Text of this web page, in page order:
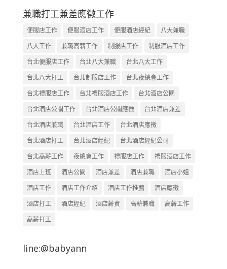
兼職打工兼差應徵工作
便服店工作 便服酒店工作 便服酒店經紀
八大兼職
八大工作
兼職高薪工作 制服店工作
制服酒店工作
台北便服店工作
台北八大兼職
台北八大工作
台北八大打工
台北制服店工作
台北夜總會工作
台北禮服店工作
台北禮服酒店工作
台北酒店公關
台北酒店公關工作
台北酒店公關應徵
台北酒店兼差
台北酒店兼職
台北酒店工作
台北酒店應徵
台北酒店打工
台北酒店經紀
台北酒店經紀公司
台北高薪工作
夜總會工作 禮服店工作
禮服酒店工作
酒店上班
酒店公關 酒店兼差 酒店兼職
酒店小姐
酒店工作
酒店工作介紹 酒店工作推薦
酒店應徵
酒店打工
酒店經紀 酒店薪資 高薪兼職
高薪工作
高薪打工
line:@babyann